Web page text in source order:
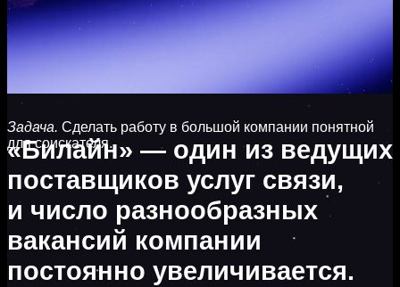
Задача. Сделать работу в большой компании понятной
для соискателя.
«Билайн» — один из ведущих
поставщиков услуг связи,
и число разнообразных
вакансий компании
постоянно увеличивается.